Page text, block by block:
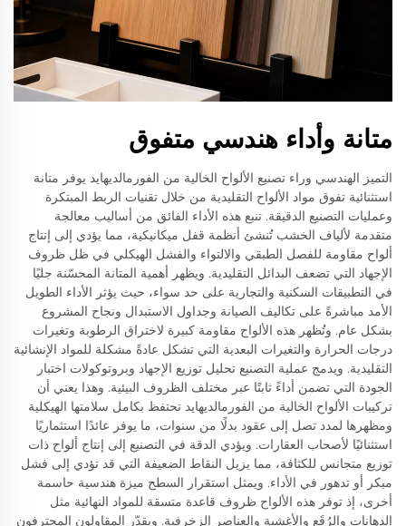
متانة وأداء هندسي متفوق
التميز الهندسي وراء تصنيع الألواح الخالية من الفورمالديهايد يوفر متانة
استثنائية تفوق مواد الألواح التقليدية من خلال تقنيات الربط المبتكرة
وعمليات التصنيع الدقيقة. تنبع هذه الأداء الفائق من أساليب معالجة
متقدمة لألياف الخشب تُنشئ أنظمة قفل ميكانيكية، مما يؤدي إلى إنتاج
ألواح مقاومة للفصل الطبقي والالتواء والفشل الهيكلي في ظل ظروف
الإجهاد التي تضعف البدائل التقليدية. ويظهر أهمية المتانة المحسّنة جليًا
في التطبيقات السكنية والتجارية على حد سواء، حيث يؤثر الأداء الطويل
الأمد مباشرةً على تكاليف الصيانة وجداول الاستبدال ونجاح المشروع
بشكل عام. وتُظهر هذه الألواح مقاومة كبيرة لاختراق الرطوبة وتغيرات
درجات الحرارة والتغيرات البعدية التي تشكل عادةً مشكلة للمواد الإنشائية
التقليدية. ويدمج عملية التصنيع تحليل توزيع الإجهاد وبروتوكولات اختبار
الجودة التي تضمن أداءً ثابتًا عبر مختلف الظروف البيئية. وهذا يعني أن
تركيبات الألواح الخالية من الفورمالديهايد تحتفظ بكامل سلامتها الهيكلية
ومظهرها لمدد تصل إلى عقود بدلًا من سنوات، ما يوفر عائدًا استثماريًا
استثنائيًا لأصحاب العقارات. ويؤدي الدقة في التصنيع إلى إنتاج ألواح ذات
توزيع متجانس للكثافة، مما يزيل النقاط الضعيفة التي قد تؤدي إلى فشل
مبكر أو تدهور في الأداء. ويمثل استقرار السطح ميزة هندسية حاسمة
أخرى، إذ توفر هذه الألواح ظروف قاعدة متسقة للمواد النهائية مثل
الدهانات والرُقَع والأغشية والعناصر الزخرفية. ويقدّر المقاولون المحترفون